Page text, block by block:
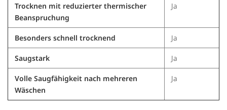
Trocknen mit reduzierter thermischer
Beanspruchung
Ja
Besonders schnell trocknend Ja
Saugstark Ja
Volle Saugfähigkeit nach mehreren
Wäschen
Ja